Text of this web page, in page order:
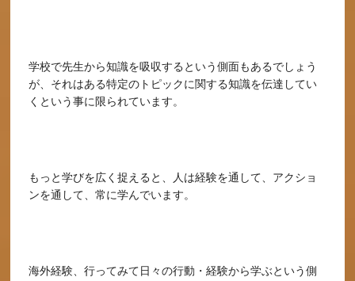
学校で先生から知識を吸収するという側面もあるでしょう
が、それはある特定のトピックに関する知識を伝達してい
くという事に限られています。
もっと学びを広く捉えると、人は経験を通して、アクショ
ンを通して、常に学んでいます。
海外経験、行ってみて日々の行動・経験から学ぶという側